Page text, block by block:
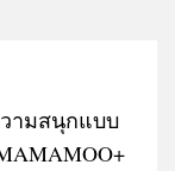
ามสนุกแบบ